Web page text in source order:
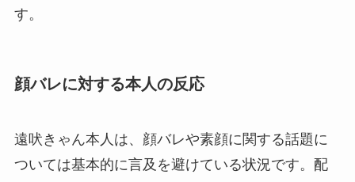
す。
顔バレに対する本人の反応
遠吠きゃん本人は、顔バレや素顔に関する話題に
ついては基本的に言及を避けている状況です。配